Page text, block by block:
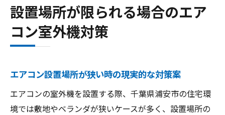
設置場所が限られる場合のエア
コン室外機対策
エアコン設置場所が狭い時の現実的な対策案
エアコンの室外機を設置する際、千葉県浦安市の住宅環
境では敷地やベランダが狭いケースが多く、設置場所の